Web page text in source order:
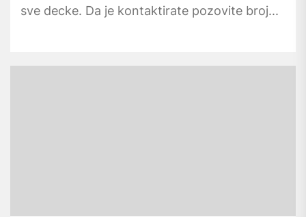
sve decke. Da je kontaktirate pozovite broj...